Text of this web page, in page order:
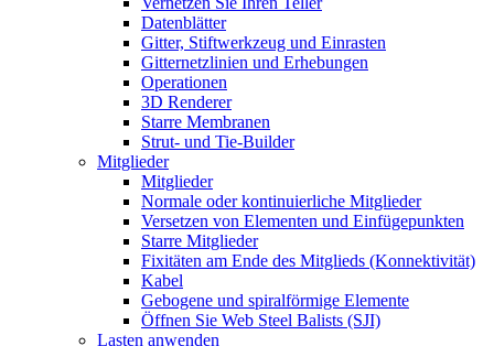
Datenblätter
Gitter, Stiftwerkzeug und Einrasten
Gitternetzlinien und Erhebungen
Operationen
3D Renderer
Starre Membranen
Strut- und Tie-Builder
Mitglieder
Mitglieder
Normale oder kontinuierliche Mitglieder
Versetzen von Elementen und Einfügepunkten
Starre Mitglieder
Fixitäten am Ende des Mitglieds (Konnektivität)
Kabel
Gebogene und spiralförmige Elemente
Öffnen Sie Web Steel Balists (SJI)
Lasten anwenden